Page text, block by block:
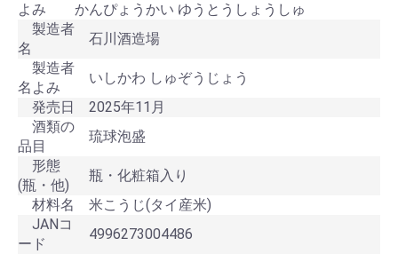
よみ
かんぴょうかい ゆうとうしょうしゅ
製造者
名
石川酒造場
製造者
名よみ
いしかわ しゅぞうじょう
発売日
2025年11月
酒類の
品目
琉球泡盛
形態
(瓶・他)
瓶・化粧箱入り
材料名
米こうじ(タイ産米)
JANコ
ード
4996273004486